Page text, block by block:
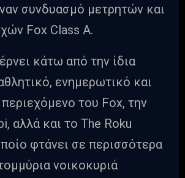
συνδυασμό μετρητών και
Fox Class A.
κάτω από την ίδια
ενημερωτικό και
του Fox, την
αλλά και το The Roku
φτάνει σε περισσότερα
νοικοκυριά